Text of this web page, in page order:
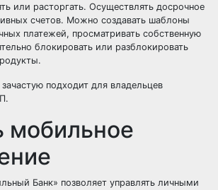
или расторгать. Осуществлять досрочное
счетов. Можно создавать шаблоны
платежей, просматривать собственную
блокировать или разблокировать
подходит для владельцев
мобильное
Банк» позволяет управлять личными